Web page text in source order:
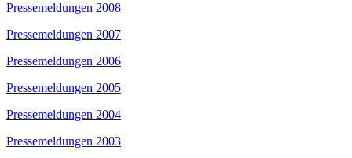
Pressemeldungen 2008
Pressemeldungen 2007
Pressemeldungen 2006
Pressemeldungen 2005
Pressemeldungen 2004
Pressemeldungen 2003